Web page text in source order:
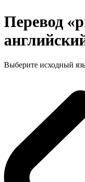
Перевод
Выберите исходный